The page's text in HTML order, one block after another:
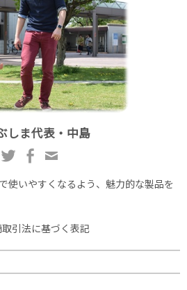
しま代表・中島
使いやすくなるよう、魅力的な製品を
引法に基づく表記